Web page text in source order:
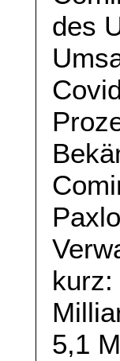
des
5,1